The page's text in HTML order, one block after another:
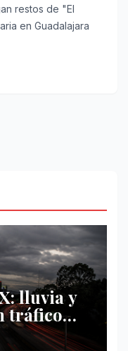
restos de "El
en Guadalajara
lluvia y
tráfico